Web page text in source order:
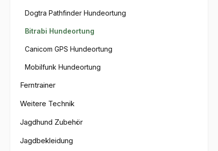
Dogtra Pathfinder Hundeortung
Bitrabi Hundeortung
Canicom GPS Hundeortung
Mobilfunk Hundeortung
Ferntrainer
Weitere Technik
Jagdhund Zubehör
Jagdbekleidung